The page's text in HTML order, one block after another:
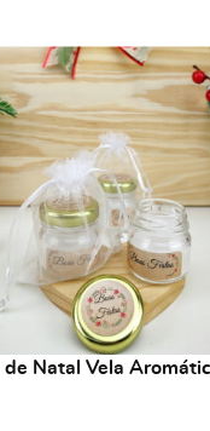
de Natal Vela